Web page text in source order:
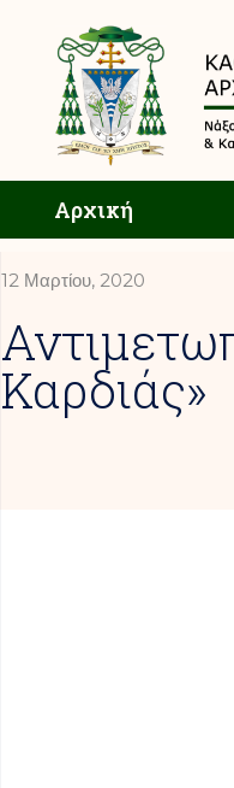
Αρχική
12 Μαρτίου, 2020
Καρδιάς»